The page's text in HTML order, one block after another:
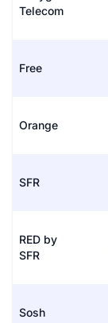
Telecom
Free
Orange
SFR
RED by
SFR
Sosh